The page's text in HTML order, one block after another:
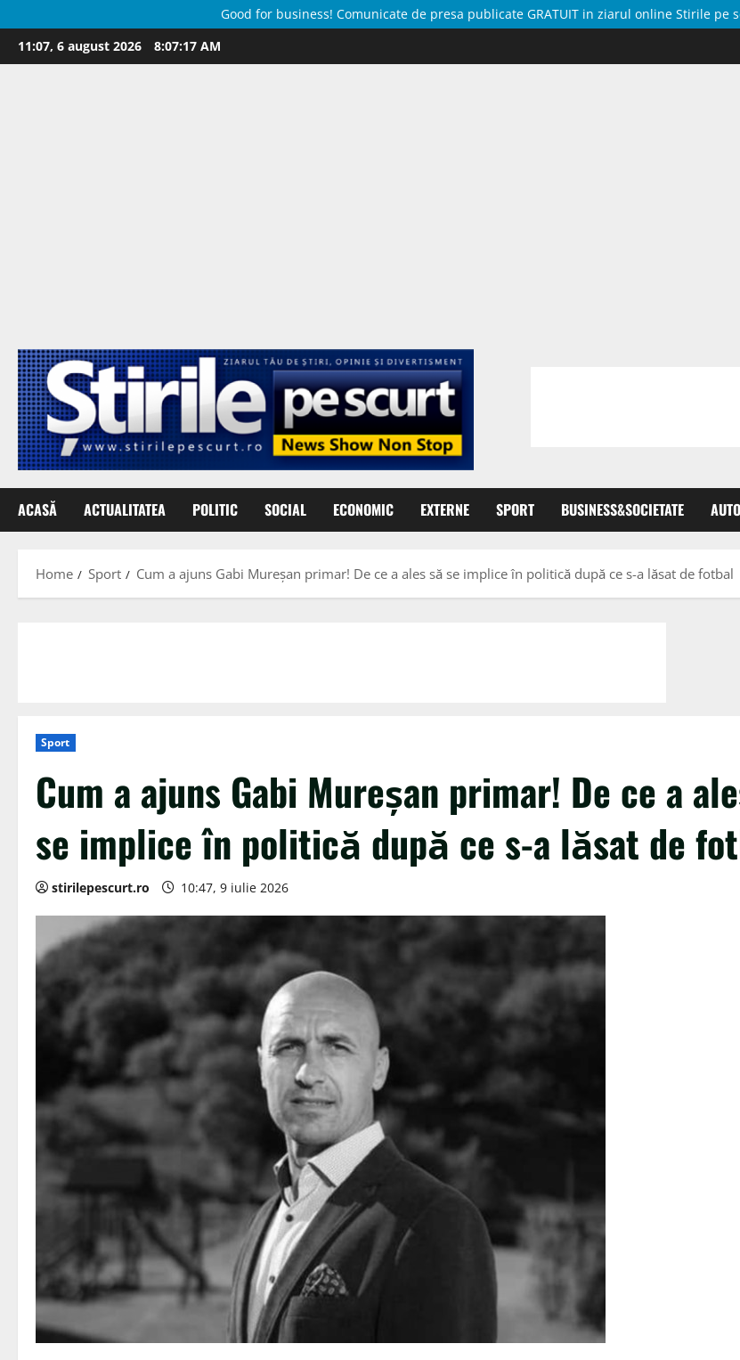
Good for business! Comunicate de presa publicate GRATUIT in ziarul online Stirile pe
Skip
to
11:07, 6 august 2026 8:07:18 AM
ACASĂ ACTUALITATEA POLITIC SOCIAL ECONOMIC EXTERNE SPORT BUSINESS&SOCIETATE AUTO
Home Sport Cum a ajuns Gabi Mureșan primar! De ce a ales să se implice în politică după ce s-a lăsat de fotbal
Sport
Cum a ajuns Gabi Mureșan primar! De ce a
se implice în politică după ce s-a lăsat de
stirilepescurt.ro 10:47, 9 iulie 2026